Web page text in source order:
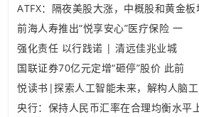
ATFX：隔夜美股大涨，中概股和黄金板
前海人寿推出“悦享安心”医疗保险 一
强化责任 以行践诺 | 清远佳兆业城
国联证券70亿元定增“砸停”股价 此前
悦读书|探索人工智能未来，解构人脑工
央行：保持人民币汇率在合理均衡水平